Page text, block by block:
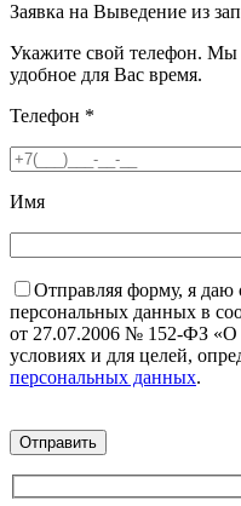
Заявка на Выведение из
Укажите свой телефон. Мы
удобное для Вас время.
Телефон *
Имя
Отправляя форму, я даю
персональных данных в
от 27.07.2006 № 152-ФЗ «О
условиях и для целей,
персональных данных.